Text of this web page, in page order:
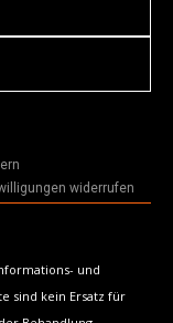
widerrufen
und
sind kein Ersatz für